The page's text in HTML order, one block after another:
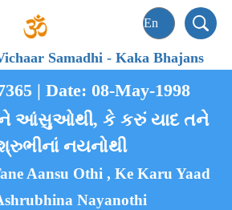
Samadhi-Kaka Bhajans
| Date: 08-May-1998
આંસુઓથી, કે કરું યાદ તને
નયનોથી
Aansu Othi , Ke Karu Yaad
Nayanothi